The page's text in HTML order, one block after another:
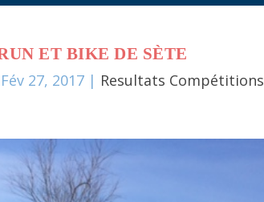
ET BIKE DE SÈTE
Fév 27, 2017 | Resultats Compétitions